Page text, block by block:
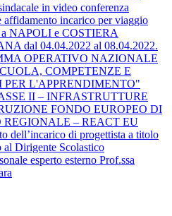
in video conferenza
affidamento incarico per viaggio
a NAPOLI e COSTIERA
dal 04.04.2022 al 08.04.2022.
OPERATIVO NAZIONALE
COMPETENZE E
PER L'APPRENDIMENTO"
II – INFRASTRUTTURE
FONDO EUROPEO DI
REGIONALE – REACT EU
dell’incarico di progettista a titolo
al Dirigente Scolastico
esperto esterno Prof.ssa